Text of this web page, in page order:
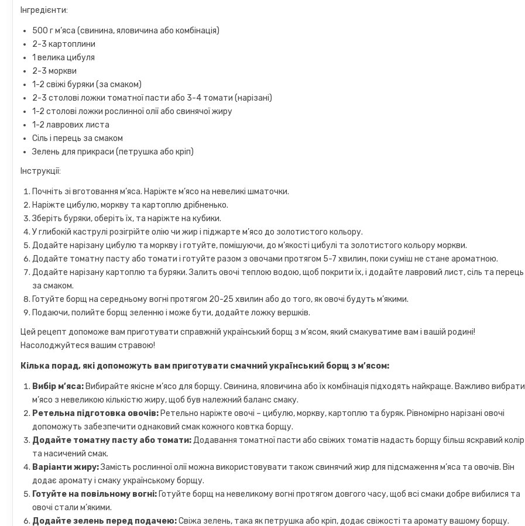
Інгредієнти:
500 г м’яса (свинина, яловичина або комбінація)
2-3 картоплини
1 велика цибуля
2-3 моркви
1-2 свіжі буряки (за смаком)
2-3 столові ложки томатної пасти або 3-4 томати (нарізані)
1-2 столові ложки рослинної олії або свинячої жиру
1-2 лаврових листа
Сіль і перець за смаком
Зелень для прикраси (петрушка або кріп)
Інструкції:
Почніть зі вготовання м’яса. Наріжте м’ясо на невеликі шматочки.
Наріжте цибулю, моркву та картоплю дрібненько.
Зберіть буряки, оберіть їх, та наріжте на кубики.
У глибокій каструлі розігрійте олію чи жир і піджарте м’ясо до золотистого кольору.
Додайте нарізану цибулю та моркву і готуйте, помішуючи, до м’якості цибулі та золотистого кольору моркви.
Додайте томатну пасту або томати і готуйте разом з овочами протягом 5-7 хвилин, поки суміш не стане ароматною.
Додайте нарізану картоплю та буряки. Залить овочі теплою водою, щоб покрити їх, і додайте лавровий лист, сіль та перець
за смаком.
Готуйте борщ на середньому вогні протягом 20-25 хвилин або до того, як овочі будуть м’якими.
Подаючи, полийте борщ зеленню і може бути, додайте ложку вершків.
Цей рецепт допоможе вам приготувати справжній український борщ з м’ясом, який смакуватиме вам і вашій родині!
Насолоджуйтеся вашим стравою!
Кілька порад, які допоможуть вам приготувати смачний український борщ з м’ясом:
Вибір м’яса: Вибирайте якісне м’ясо для борщу. Свинина, яловичина або їх комбінація підходять найкраще. Важливо вибрати
м’ясо з невеликою кількістю жиру, щоб був належний баланс смаку.
Ретельна підготовка овочів: Ретельно наріжте овочі – цибулю, моркву, картоплю та буряк. Рівномірно нарізані овочі
допоможуть забезпечити однаковий смак кожного ковтка борщу.
Додайте томатну пасту або томати:Додавання томатної пасти або свіжих томатів надасть борщу більш яскравий колір
та насичений смак.
Варіанти жиру:Замість рослинної олії можна використовувати також свинячий жир для підсмаження м’яса та овочів. Він
додає аромату і смаку українському борщу.
Готуйте на повільному вогні: Готуйте борщ на невеликому вогні протягом довгого часу, щоб всі смаки добре вибилися та
овочі стали м’якими.
Додайте зелень перед подачею:Свіжа зелень, така як петрушка або кріп, додає свіжості та аромату вашому борщу.